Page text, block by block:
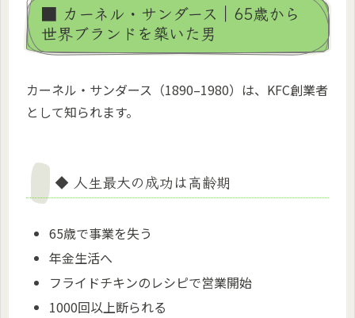
■ カーネル・サンダース｜65歳から
世界ブランドを築いた男
カーネル・サンダース（1890–1980）は、KFC創業者
として知られます。
◆ 人生最大の成功は高齢期
65歳で事業を失う
年金生活へ
フライドチキンのレシピで営業開始
1000回以上断られる